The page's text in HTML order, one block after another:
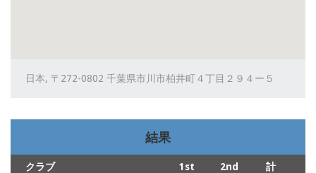
日本, 〒272-0802 千葉県市川市柏井町４丁目２９４ー５
結果
クラブ 1st 2nd 計